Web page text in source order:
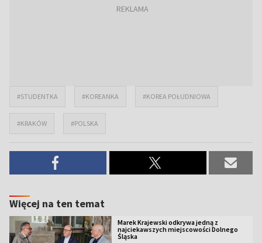
#STUDENTKA #KOREANKA #KOREA POŁUDNIOWA
#KRAKÓW #POLSKA
Więcej na ten temat
Marek Krajewski odkrywa jedną z
najciekawszych miejscowości Dolnego
Śląska